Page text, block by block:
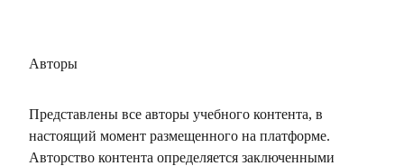
Авторы
Представлены все авторы учебного контента, в
настоящий момент размещенного на платформе.
Авторство контента определяется заключенными